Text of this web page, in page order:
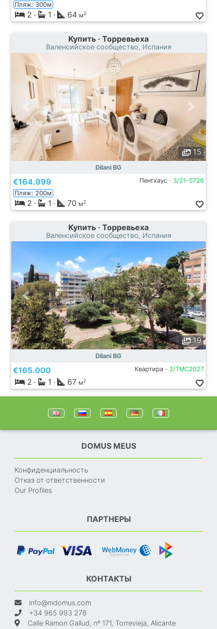
Пляж: 300м
2 · 1 · 64 м2
Купить · Торревьеха
Валенсийское сообщество, Испания
15
Dilani BG
€164.999 Пентхаус · 3/21-S726
Пляж: 200м
2 · 1 · 70 м2
Купить · Торревьеха
Валенсийское сообщество, Испания
19
Dilani BG
€165.000 Квартира · 3/TMC2027
2 · 1 · 67 м2
DOMUS MEUS
Конфиденциальность
Отказ от ответственности
Our Profiles
ПАРТНЕРЫ
КОНТАКТЫ
info@mdomus.com
+34 965 993 278
Calle Ramon Gallud, nº 171, Torrevieja, Alicante